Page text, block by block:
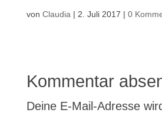
von Claudia | 2. Juli 2017 | 0
Kommentar
Deine E-Mail-Adresse